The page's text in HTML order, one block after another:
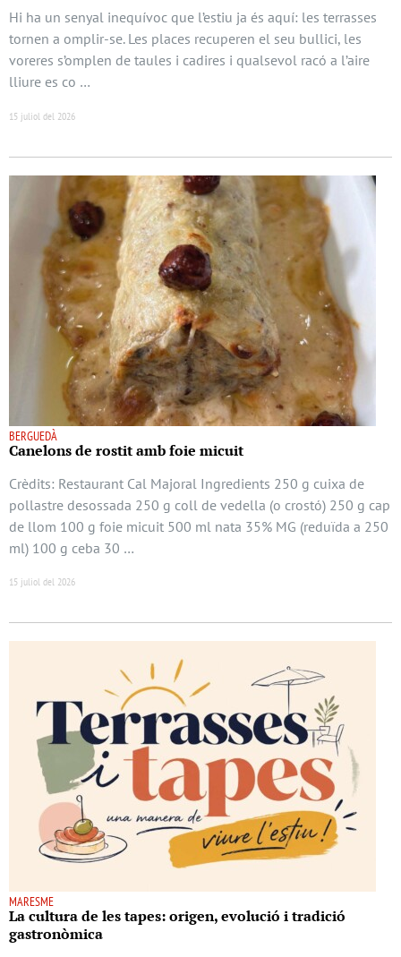
Hi ha un senyal inequívoc que l’estiu ja és aquí: les terrasses
tornen a omplir-se. Les places recuperen el seu bullici, les
voreres s’omplen de taules i cadires i qualsevol racó a l’aire
lliure es co …
15 juliol del 2026
BERGUEDÀ
Canelons de rostit amb foie micuit
Crèdits: Restaurant Cal Majoral Ingredients 250 g cuixa de
pollastre desossada 250 g coll de vedella (o crostó) 250 g cap
de llom 100 g foie micuit 500 ml nata 35% MG (reduïda a 250
ml) 100 g ceba 30 …
15 juliol del 2026
MARESME
La cultura de les tapes: origen, evolució i tradició
gastronòmica